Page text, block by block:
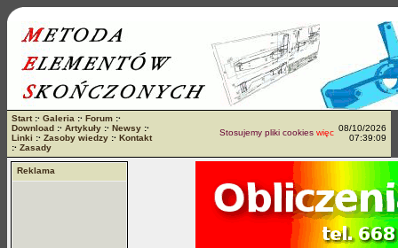
Start:· Galeria :· Forum :·
Download :· Artykuły :· Newsy :·
Linki :· Zasoby wiedzy :· Kontakt
:· Zasady
Stosujemy pliki cookieswięcej...08/10/2026
07:39:09
Reklama